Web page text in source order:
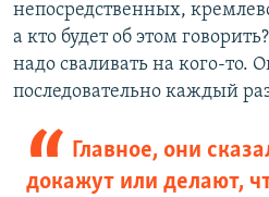
непосредственных,
а кто будет об этом
надо сваливать на кого-то.
последовательно каждый
Главное, они
докажут или делают,